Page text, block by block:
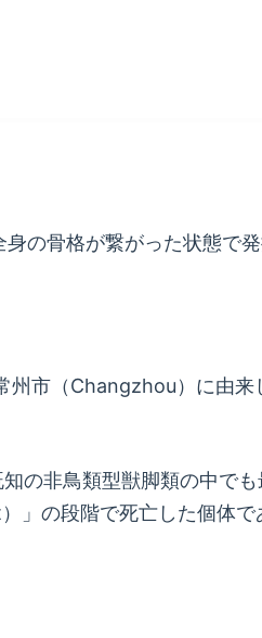
の骨格が繋がった状態で発
市（Changzhou）に由来
の非鳥類型獣脚類の中でも
」の段階で死亡した個体で